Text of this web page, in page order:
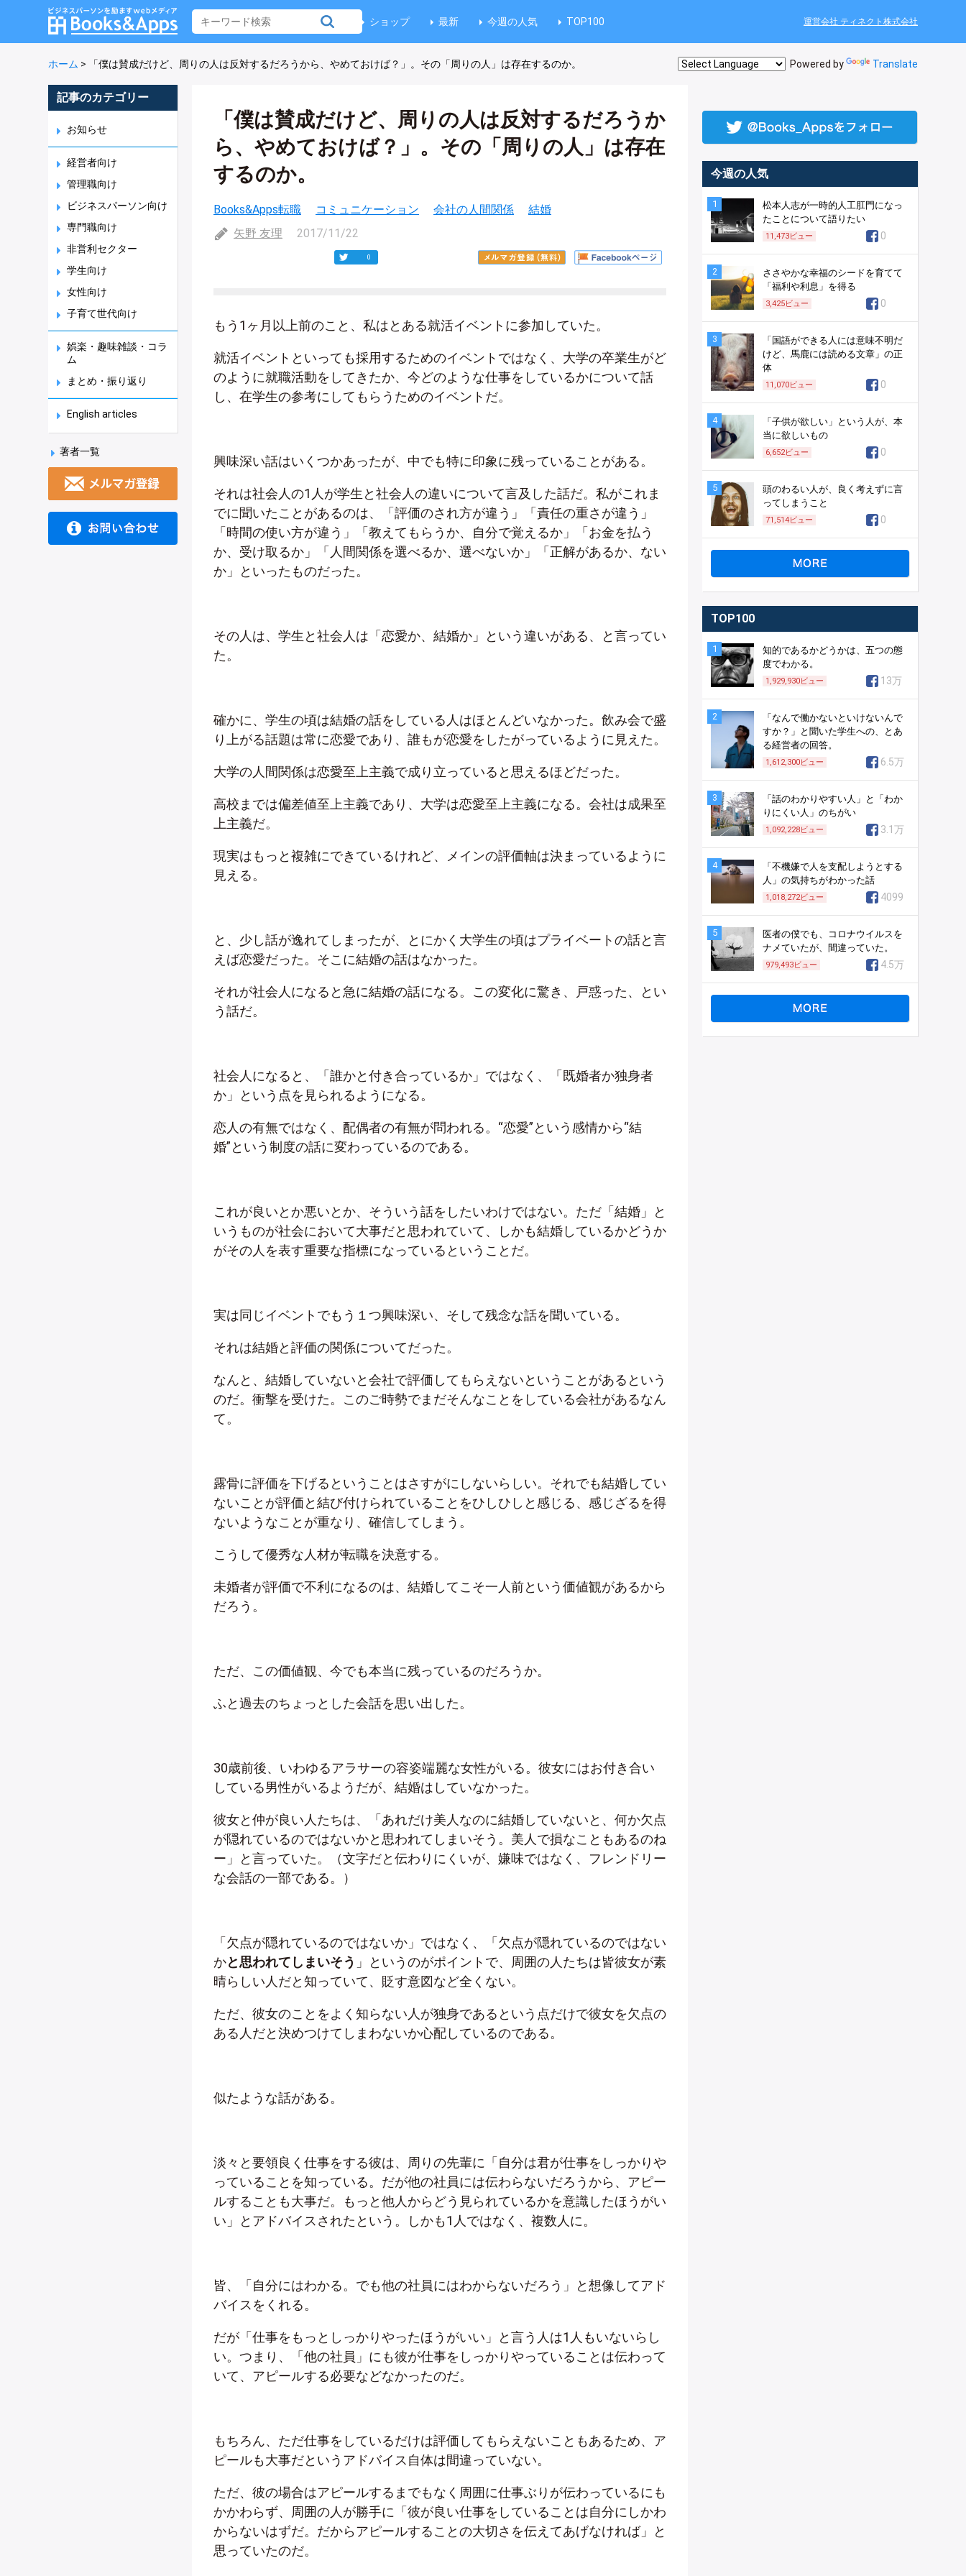
ショップ 最新 今週の人気 TOP100 運営会社 ティネクト株式会社
ホーム > 「僕は賛成だけど、周りの人は反対するだろうから、やめておけば？」。その「周りの人」は存在するのか。 Powered by Translate
記事のカテゴリー
お知らせ
経営者向け
管理職向け
ビジネスパーソン向け
専門職向け
非営利セクター
学生向け
女性向け
子育て世代向け
娯楽・趣味雑談・コラ
ム
まとめ・振り返り
English articles
著者一覧
「僕は賛成だけど、周りの人は反対するだろうか
ら、やめておけば？」。その「周りの人」は存在
するのか。
Books&Apps転職 コミュニケーション 会社の人間関係
結婚
矢野 友理
2017/11/22
0
もう 1 ヶ月以上前のこと、私はとある就活イベントに参加していた。
就活イベントといっても採用するためのイベントではなく、大学の卒業生がど
のように就職活動をしてきたか、今どのような仕事をしているかについて話
し、在学生の参考にしてもらうためのイベントだ。
興味深い話はいくつかあったが、中でも特に印象に残っていることがある。
それは社会人の1 人が学生と社会人の違いについて言及した話だ。私がこれま
でに聞いたことがあるのは、「評価のされ方が違う」「責任の重さが違う」
「時間の使い方が違う」「教えてもらうか、自分で覚えるか」「お金を払う
か、受け取るか」「人間関係を選べるか、選べないか」「正解があるか、ない
か」といったものだった。
その人は、学生と社会人は「恋愛か、結婚か」という違いがある、と言ってい
た。
確かに、学生の頃は結婚の話をしている人はほとんどいなかった。飲み会で盛
り上がる話題は常に恋愛であり、誰もが恋愛をしたがっているように見えた。
大学の人間関係は恋愛至上主義で成り立っていると思えるほどだった。
高校までは偏差値至上主義であり、大学は恋愛至上主義になる。会社は成果至
上主義だ。
現実はもっと複雑にできているけれど、メインの評価軸は決まっているように
見える。
と、少し話が逸れてしまったが、とにかく大学生の頃はプライベートの話と言
えば恋愛だった。そこに結婚の話はなかった。
それが社会人になると急に結婚の話になる。この変化に驚き、戸惑った、とい
う話だ。
社会人になると、「誰かと付き合っているか」ではなく、「既婚者か独身者
か」という点を見られるようになる。
恋人の有無ではなく、配偶者の有無が問われる。“恋愛”という感情から“結
婚”という制度の話に変わっているのである。
これが良いとか悪いとか、そういう話をしたいわけではない。ただ「結婚」と
いうものが社会において大事だと思われていて、しかも結婚しているかどうか
がその人を表す重要な指標になっているということだ。
実は同じイベントでもう１つ興味深い、そして残念な話を聞いている。
それは結婚と評価の関係についてだった。
なんと、結婚していないと会社で評価してもらえないということがあるという
のだ。衝撃を受けた。このご時勢でまだそんなことをしている会社があるなん
て。
露骨に評価を下げるということはさすがにしないらしい。それでも結婚してい
ないことが評価と結び付けられていることをひしひしと感じる、感じざるを得
ないようなことが重なり、確信してしまう。
こうして優秀な人材が転職を決意する。
未婚者が評価で不利になるのは、結婚してこそ一人前という価値観があるから
だろう。
ただ、この価値観、今でも本当に残っているのだろうか。
ふと過去のちょっとした会話を思い出した。
30歳前後、いわゆるアラサーの容姿端麗な女性がいる。彼女にはお付き合い
している男性がいるようだが、結婚はしていなかった。
彼女と仲が良い人たちは、「あれだけ美人なのに結婚していないと、何か欠点
が隠れているのではないかと思われてしまいそう。美人で損なこともあるのね
ー」と言っていた。（文字だと伝わりにくいが、嫌味ではなく、フレンドリー
な会話の一部である。）
「欠点が隠れているのではないか」ではなく、「欠点が隠れているのではない
かと思われてしまいそう 」というのがポイントで、周囲の人たちは皆彼女が素
晴らしい人だと知っていて、貶す意図など全くない。
ただ、彼女のことをよく知らない人が独身であるという点だけで彼女を欠点の
ある人だと決めつけてしまわないか心配しているのである。
似たような話がある。
淡々と要領良く仕事をする彼は、周りの先輩に「自分は君が仕事をしっかりや
っていることを知っている。だが他の社員には伝わらないだろうから、アピー
ルすることも大事だ。もっと他人からどう見られているかを意識したほうがい
い」とアドバイスされたという。しかも1 人ではなく、複数人に。
皆、「自分にはわかる。でも他の社員にはわからないだろう」と想像してアド
バイスをくれる。
だが「仕事をもっとしっかりやったほうがいい」と言う人は1 人もいないらし
い。つまり、「他の社員」にも彼が仕事をしっかりやっていることは伝わって
いて、アピールする必要などなかったのだ。
もちろん、ただ仕事をしているだけは評価してもらえないこともあるため、ア
ピールも大事だというアドバイス自体は間違っていない。
ただ、彼の場合はアピールするまでもなく周囲に仕事ぶりが伝わっているにも
かかわらず、周囲の人が勝手に「彼が良い仕事をしていることは自分にしかわ
からないはずだ。だからアピールすることの大切さを伝えてあげなければ」と
思っていたのだ。
今週の人気
1
松本人志が一時的人工肛門になっ
たことについて語りたい
11,473ビュー 0
2
ささやかな幸福のシードを育てて
「福利や利息」を得る
3,425ビュー 0
3
「国語ができる人には意味不明だ
けど、馬鹿には読める文章」の正
体
11,070ビュー 0
4
「子供が欲しい」という人が、本
当に欲しいもの
6,652ビュー 0
5
頭のわるい人が、良く考えずに言
ってしまうこと
71,514ビュー 0
TOP100
1
知的であるかどうかは、五つの態
度でわかる。
1,929,930ビュー 13万
2
「なんで働かないといけないんで
すか？」と聞いた学生への、とあ
る経営者の回答。
1,612,300ビュー 6.5万
3
「話のわかりやすい人」と「わか
りにくい人」のちがい
1,092,228ビュー 3.1万
4
「不機嫌で人を支配しようとする
人」の気持ちがわかった話
1,018,272ビュー 4099
5
医者の僕でも、コロナウイルスを
ナメていたが、間違っていた。
979,493ビュー 4.5万